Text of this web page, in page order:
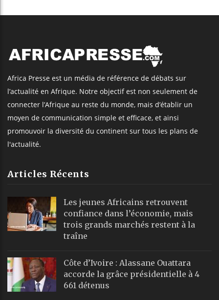
Africa Presse est un média de référence de débats sur
l’actualité en Afrique. Notre objectif est non seulement de
connecter l’Afrique au reste du monde, mais d’établir un
moyen de communication simple et efficace, et ainsi
promouvoir la diversité du continent sur tous les plans de
l'actualité.
Articles Récents
Les jeunes Africains retrouvent
confiance dans l’économie, mais
trois grands marchés restent à la
traîne
Côte d’Ivoire : Alassane Ouattara
accorde la grâce présidentielle à 4
661 détenus